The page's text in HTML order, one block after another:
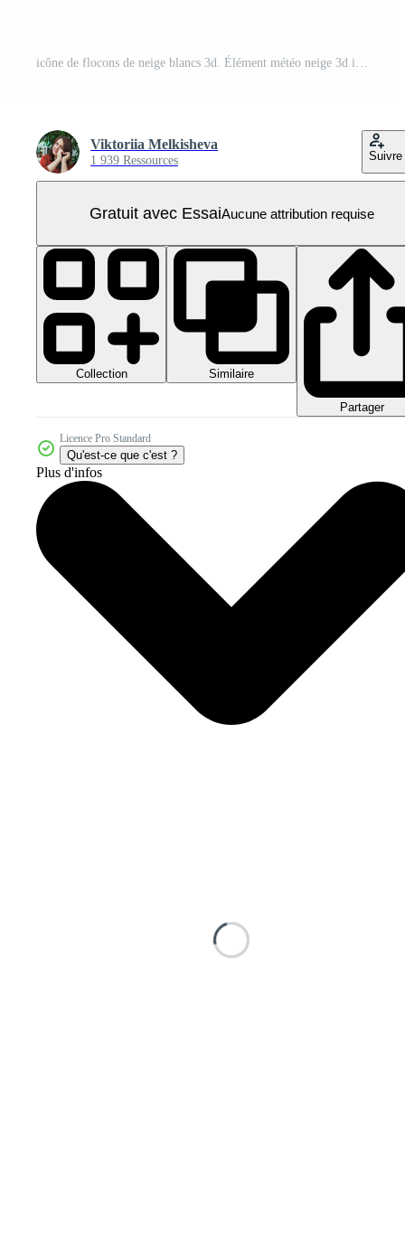
icône de flocons de neige blancs 3d. Élément météo neige 3d isolé sur fond blanc. illustration de conception de rendu 3d en plastique brillant réaliste pour les prévisions, les médias sociaux ou la décoration de noël. PNG Pro
Viktoriia Melkisheva
1 939 Ressources Suivre
Gratuit avec EssaiAucune attribution requise
Collection Similaire
Partager
Licence Pro Standard
Qu'est-ce que c'est ?
Plus d'infos